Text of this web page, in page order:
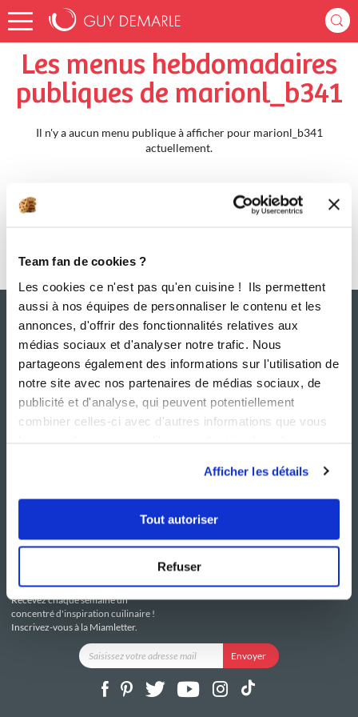
Team fan de cookies ?
Les cookies ce n'est pas qu'en cuisine ! Ils permettent
aussi à nos équipes de personnaliser le contenu et les
annonces, d'offrir des fonctionnalités relatives aux
médias sociaux et d'analyser notre trafic. Nous
partageons également des informations sur l'utilisation de
notre site avec nos partenaires de médias sociaux, de
publicité et d'analyse, qui peuvent potentiellement
combiner celles-ci avec d'autres informations que vous
Afficher les détails
Tout autoriser
Refuser
Accueil marionl_b341 Menus Hebdomadaires
Les menus hebdomadaires
publiques de marionl_b341
Il n'y a aucun menu publique à afficher pour marionl_b341
actuellement.
Le Mag'
i-Cook'in
Contactez-nous
Mentions légales
Politique de confidentialité
Utilisation des Cookies
Recevez chaque semaine un
concentré d'inspiration cuilinaire !
Inscrivez-vous à la Miamletter.